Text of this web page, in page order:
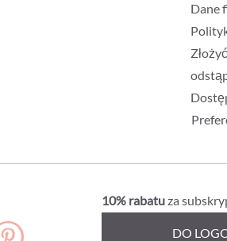
Dane
10% rabatuza
DO